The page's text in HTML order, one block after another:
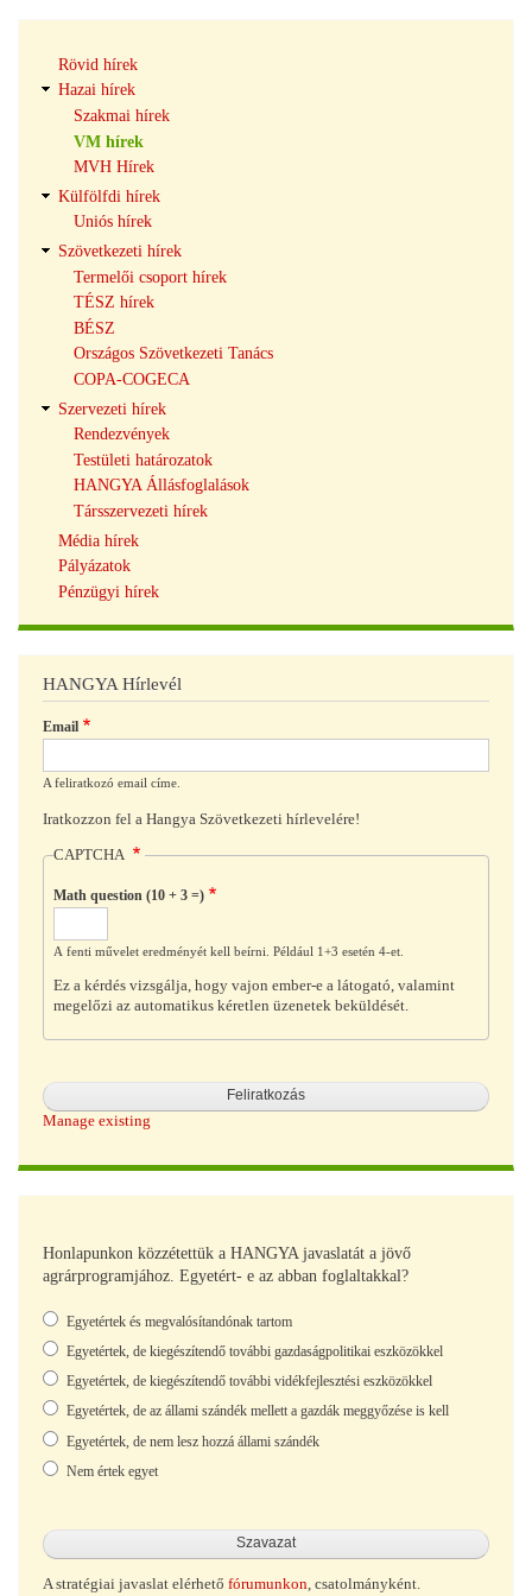
navigáció
Rövid hírek
Hazai hírek
Szakmai hírek
VM hírek
MVH Hírek
Külfölfdi hírek
Uniós hírek
Szövetkezeti hírek
Termelői csoport hírek
TÉSZ hírek
BÉSZ
Országos Szövetkezeti Tanács
COPA-COGECA
Szervezeti hírek
Rendezvények
Testületi határozatok
HANGYA Állásfoglalások
Társszervezeti hírek
Média hírek
Pályázatok
Pénzügyi hírek
HANGYA Hírlevél
Email
A feliratkozó email címe.
Iratkozzon fel a Hangya Szövetkezeti hírlevelére!
CAPTCHA
Math question (10 + 3 =)
A fenti művelet eredményét kell beírni. Például 1+3 esetén 4-et.
Ez a kérdés vizsgálja, hogy vajon ember-e a látogató, valamint
megelőzi az automatikus kéretlen üzenetek beküldését.
Manage existing
Honlapunkon közzétettük a HANGYA javaslatát a jövő
agrárprogramjához. Egyetért- e az abban foglaltakkal?
Választások
Egyetértek és megvalósítandónak tartom
Egyetértek, de kiegészítendő további gazdaságpolitikai eszközökkel
Egyetértek, de kiegészítendő további vidékfejlesztési eszközökkel
Egyetértek, de az állami szándék mellett a gazdák meggyőzése is kell
Egyetértek, de nem lesz hozzá állami szándék
Nem értek egyet
A stratégiai javaslat elérhető fórumunkon, csatolmányként.